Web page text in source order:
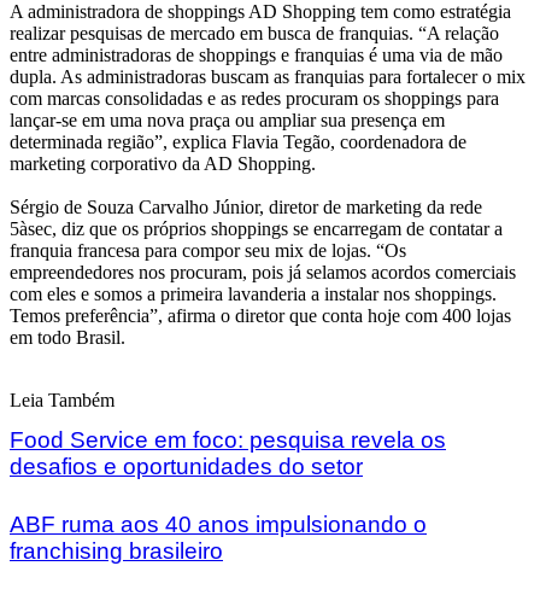
A administradora de shoppings AD Shopping tem como estratégia
realizar pesquisas de mercado em busca de franquias. “A relação
entre administradoras de shoppings e franquias é uma via de mão
dupla. As administradoras buscam as franquias para fortalecer o mix
com marcas consolidadas e as redes procuram os shoppings para
lançar-se em uma nova praça ou ampliar sua presença em
determinada região”, explica Flavia Tegão, coordenadora de
marketing corporativo da AD Shopping.
Sérgio de Souza Carvalho Júnior, diretor de marketing da rede
5àsec, diz que os próprios shoppings se encarregam de contatar a
franquia francesa para compor seu mix de lojas. “Os
empreendedores nos procuram, pois já selamos acordos comerciais
com eles e somos a primeira lavanderia a instalar nos shoppings.
Temos preferência”, afirma o diretor que conta hoje com 400 lojas
em todo Brasil.
Leia Também
Food Service em foco: pesquisa revela os
desafios e oportunidades do setor
ABF ruma aos 40 anos impulsionando o
franchising brasileiro